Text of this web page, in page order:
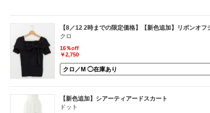
【8／12 2時までの限定価格】【新色追加】リボンオフ
クロ
16％off
￥2,750
【新色追加】シアーティアードスカート
ドット